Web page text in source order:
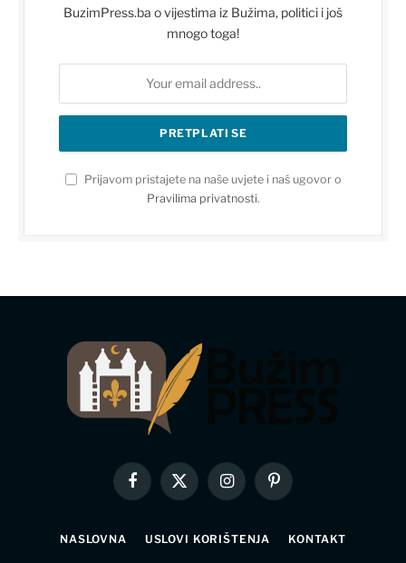
BuzimPress.ba o vijestima iz Bužima, politici i još
mnogo toga!
Prijavom pristajete na naše uvjete i naš ugovor o
Pravilima privatnosti.
Facebook
X
(Twitter)
InstagramPinterest
NASLOVNA USLOVI KORIŠTENJA KONTAKT